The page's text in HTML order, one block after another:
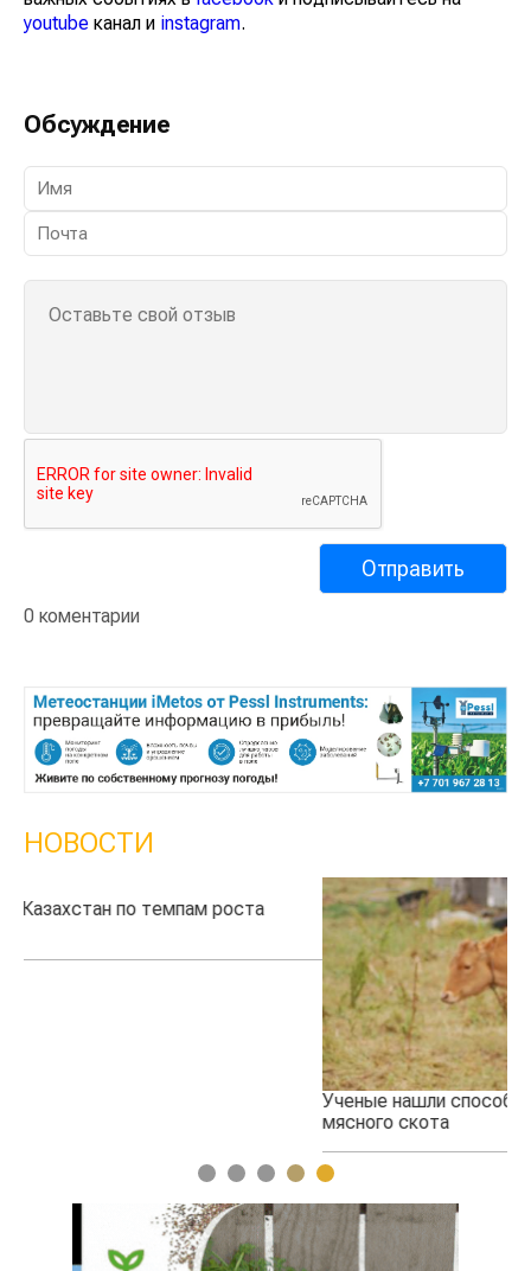
youtube канал и instagram.
Обсуждение
0 коментарии
НОВОСТИ
Ученые нашли способ повысить продуктивность
1 2 3 4 5